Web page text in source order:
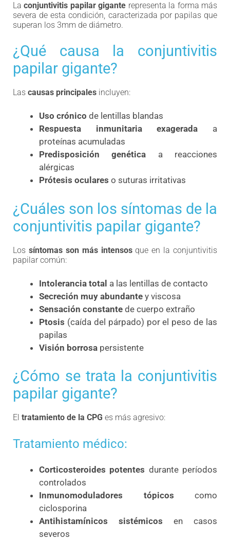
Laconjuntivitis papilar gigante representa la forma más
severa de esta condición, caracterizada por papilas que
superan los 3mm de diámetro.
¿Qué causa la conjuntivitis
papilar gigante?
Las causas principales incluyen:
Uso crónico de lentillas blandas
Respuesta inmunitaria exagerada a
proteínas acumuladas
Predisposición genética a reacciones
alérgicas
Prótesis oculares o suturas irritativas
¿Cuáles son los síntomas de la
conjuntivitis papilar gigante?
Los síntomas son más intensosque en la conjuntivitis
papilar común:
Intolerancia total a las lentillas de contacto
Secreción muy abundante y viscosa
Sensación constante de cuerpo extraño
Ptosis (caída del párpado) por el peso de las
papilas
Visión borrosa persistente
¿Cómo se trata la conjuntivitis
papilar gigante?
El tratamiento de la CPG es más agresivo:
Tratamiento médico:
Corticosteroides potentes durante períodos
controlados
Inmunomoduladores tópicos como
ciclosporina
Antihistamínicos sistémicos en casos
severos